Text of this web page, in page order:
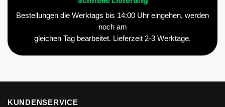
Bestellungen die Werktags bis 14:00 Uhr eingehen, werden
noch am
gleichen Tag bearbeitet. Lieferzeit 2-3 Werktage.
KUNDENSERVICE